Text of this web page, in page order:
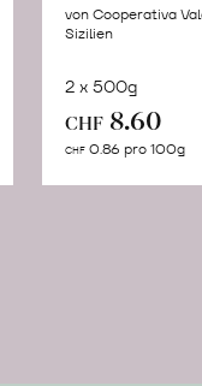
von Cooperativa
Sizilien
2 x 500g
CHF 8.60
CHF 0.86 pro 100g